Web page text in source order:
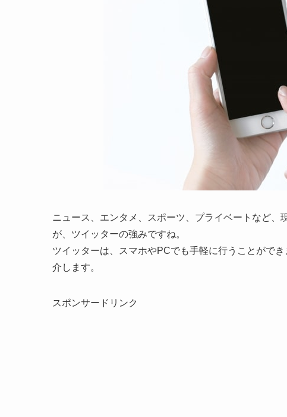
ニュース、エンタメ、スポーツ、プライベートなど
が、ツイッターの強みですね。
ツイッターは、スマホやPCでも手軽に行うことがで
介します。
スポンサードリンク